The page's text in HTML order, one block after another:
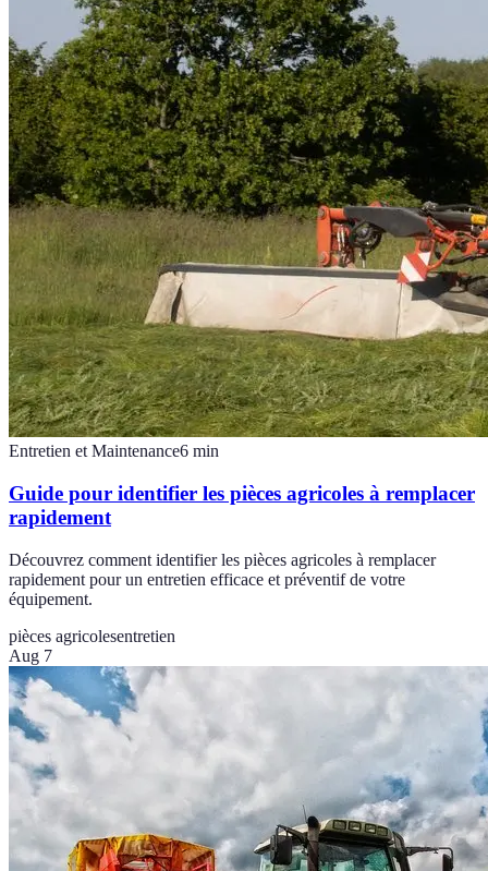
Entretien et Maintenance6 min
Guide pour identifier les pièces agricoles à remplacer
rapidement
Découvrez comment identifier les pièces agricoles à remplacer
rapidement pour un entretien efficace et préventif de votre
équipement.
pièces agricolesentretien
Aug 7